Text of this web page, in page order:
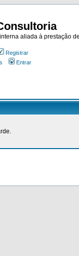
aliada à prestação
Registrar
Entrar